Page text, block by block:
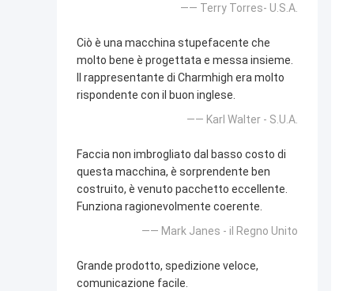
—— Terry Torres- U.S.A.
Ciò è una macchina stupefacente che
molto bene è progettata e messa insieme.
Il rappresentante di Charmhigh era molto
rispondente con il buon inglese.
—— Karl Walter - S.U.A.
Faccia non imbrogliato dal basso costo di
questa macchina, è sorprendente ben
costruito, è venuto pacchetto eccellente.
Funziona ragionevolmente coerente.
—— Mark Janes - il Regno Unito
Grande prodotto, spedizione veloce,
comunicazione facile.